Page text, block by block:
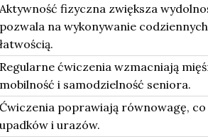
Aktywność fizyczna zwiększa
pozwala na wykonywanie
łatwością.
Regularne ćwiczenia wzmacniają
mobilność i samodzielność seniora.
Ćwiczenia poprawiają równowagę,
upadków i urazów.